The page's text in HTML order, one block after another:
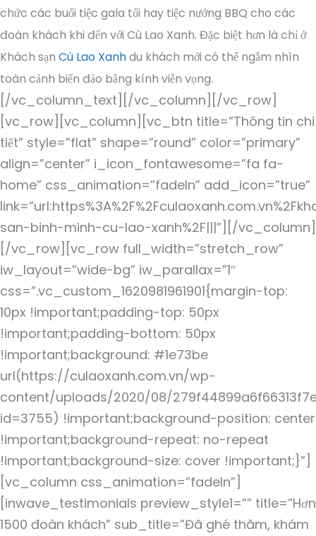
chức các buổi tiệc gala tối hay tiệc nướng BBQ cho các
đoàn khách khi đến với Cù Lao Xanh. Đặc biệt hơn là chỉ ở
Khách sạn Cù Lao Xanhdu khách mới có thể ngắm nhìn
toàn cảnh biển đảo bằng kính viễn vọng.
[/vc_column_text][/vc_column][/vc_row]
[vc_row][vc_column][vc_btn title=”Thông tin chi
tiết” style=”flat” shape=”round” color=”primary”
align=”center” i_icon_fontawesome=”fa fa-
home” css_animation=”fadeIn” add_icon=”true”
san-binh-minh-cu-lao-xanh%2F|||”][/vc_column]
[/vc_row][vc_row full_width=”stretch_row”
iw_layout=”wide-bg” iw_parallax=”1″
css=”.vc_custom_1620981961901{margin-top:
10px !important;padding-top: 50px
!important;padding-bottom: 50px
!important;background: #1e73be
url(https://culaoxanh.com.vn/wp-
content/uploads/2020/08/
id=3755) !important;background-position: center
!important;background-repeat: no-repeat
!important;background-size: cover !important;}”]
[vc_column css_animation=”fadeIn”]
[inwave_testimonials preview_style1=”” title=”Hơn
1500 đoàn khách” sub_title=”Đã ghé thăm, khám